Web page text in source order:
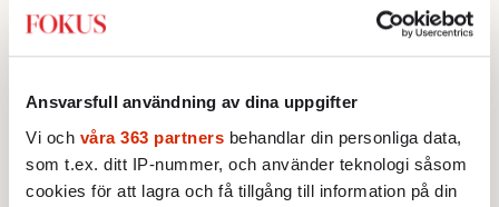
Ansvarsfull användning av dina uppgifter
Vi och våra 363 partners behandlar din personliga data,
som t.ex. ditt IP-nummer, och använder teknologi såsom
cookies för att lagra och få tillgång till information på din
Utredningen startade för elva
åtal väckas om krigsbrott mot
Lundin Oil.
INRIKES
KRÖNIKOR
Pekgul oroas
över samhällets
passivitet och